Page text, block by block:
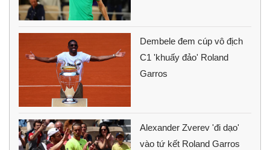
Dembele đem cúp vô địch
C1 'khuấy đảo' Roland
Garros
Alexander Zverev 'đi dạo'
vào tứ kết Roland Garros